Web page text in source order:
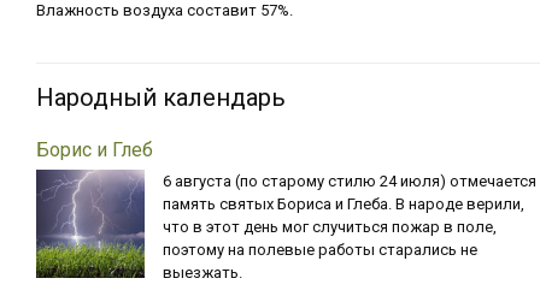
Влажность воздуха составит 57%.
Народный календарь
Борис и Глеб
6 августа (по старому стилю 24 июля) отмечается
память святых Бориса и Глеба. В народе верили,
что в этот день мог случиться пожар в поле,
поэтому на полевые работы старались не
выезжать.